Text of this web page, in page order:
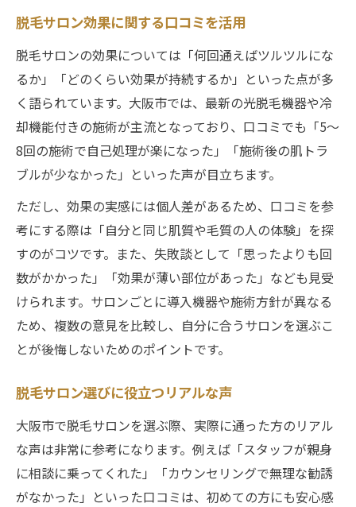
脱毛サロン効果に関する口コミを活用
脱毛サロンの効果については「何回通えばツルツルにな
るか」「どのくらい効果が持続するか」といった点が多
く語られています。大阪市では、最新の光脱毛機器や冷
却機能付きの施術が主流となっており、口コミでも「5〜
8回の施術で自己処理が楽になった」「施術後の肌トラ
ブルが少なかった」といった声が目立ちます。
ただし、効果の実感には個人差があるため、口コミを参
考にする際は「自分と同じ肌質や毛質の人の体験」を探
すのがコツです。また、失敗談として「思ったよりも回
数がかかった」「効果が薄い部位があった」なども見受
けられます。サロンごとに導入機器や施術方針が異なる
ため、複数の意見を比較し、自分に合うサロンを選ぶこ
とが後悔しないためのポイントです。
脱毛サロン選びに役立つリアルな声
大阪市で脱毛サロンを選ぶ際、実際に通った方のリアル
な声は非常に参考になります。例えば「スタッフが親身
に相談に乗ってくれた」「カウンセリングで無理な勧誘
がなかった」といった口コミは、初めての方にも安心感